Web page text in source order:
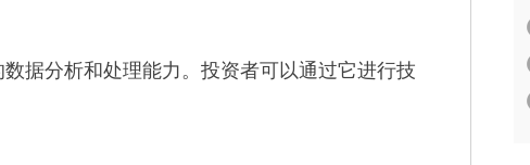
据分析和处理能力。投资者可以通过它进行技